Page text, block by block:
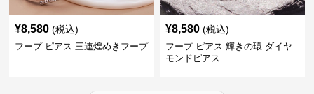
¥8,580 (税込)
フープ ピアス 三連煌めきフープ
¥8,580 (税込)
フープ ピアス 輝きの環 ダイヤ
モンドピアス